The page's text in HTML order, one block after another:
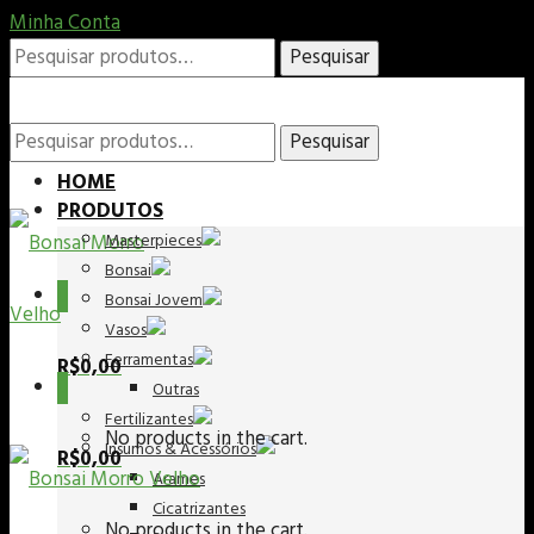
Minha Conta
Pesquisar
por:
Pesquisar
Pesquisar
Pesquisar
HOME
PRODUTOS
Masterpieces
Bonsai
Bonsai Jovem
Vasos
Ferramentas
Outras
Fertilizantes
Insumos & Acessórios
Arames
Cicatrizantes
R$0,00
No products in the cart.
R$0,00